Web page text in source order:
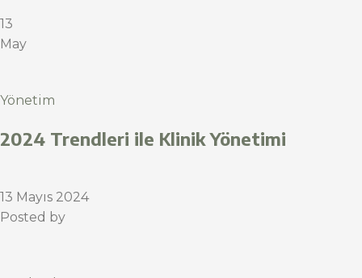
13
May
Yönetim
2024 Trendleri ile Klinik Yönetimi
13 Mayıs 2024
Posted by